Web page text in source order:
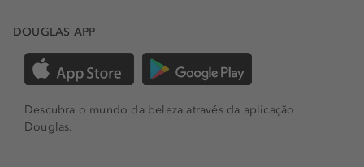
DOUGLAS APP
Descubra o mundo da beleza através da aplicação
Douglas.